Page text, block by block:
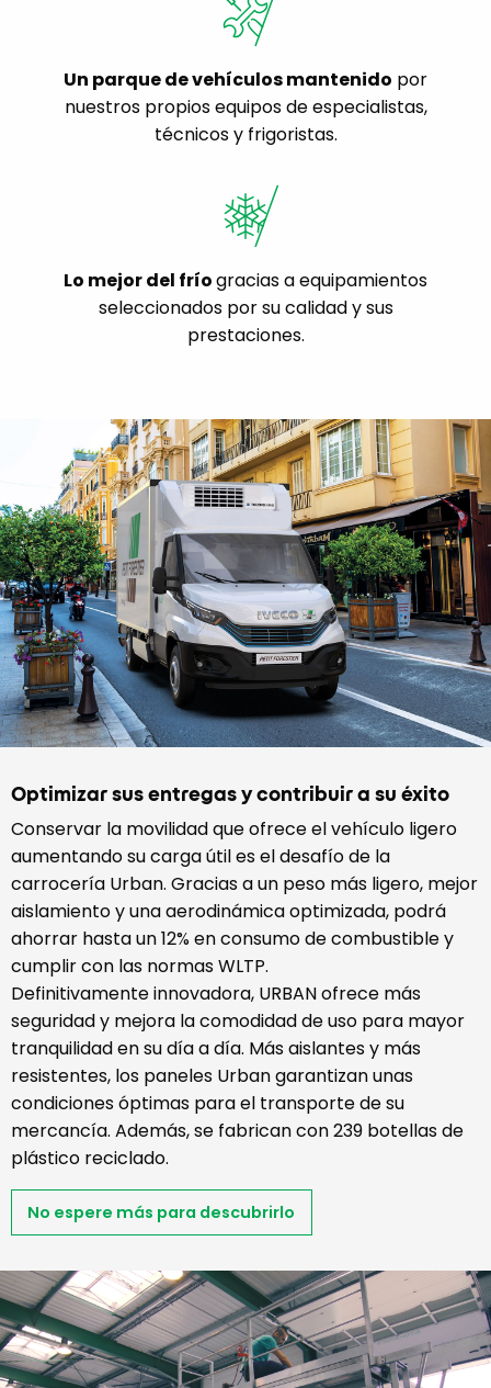
Un parque de vehículos mantenido por
nuestros propios equipos de especialistas,
técnicos y frigoristas.
Lo mejor del fríogracias a equipamientos
seleccionados por su calidad y sus
prestaciones.
Optimizar sus entregas y contribuir a su éxito
Conservar la movilidad que ofrece el vehículo ligero
aumentando su carga útil es el desafío de la
carrocería Urban. Gracias a un peso más ligero, mejor
aislamiento y una aerodinámica optimizada, podrá
ahorrar hasta un 12% en consumo de combustible y
cumplir con las normas WLTP.
Definitivamente innovadora, URBAN ofrece más
seguridad y mejora la comodidad de uso para mayor
tranquilidad en su día a día. Más aislantes y más
resistentes, los paneles Urban garantizan unas
condiciones óptimas para el transporte de su
mercancía. Además, se fabrican con 239 botellas de
plástico reciclado.
No espere más para descubrirlo